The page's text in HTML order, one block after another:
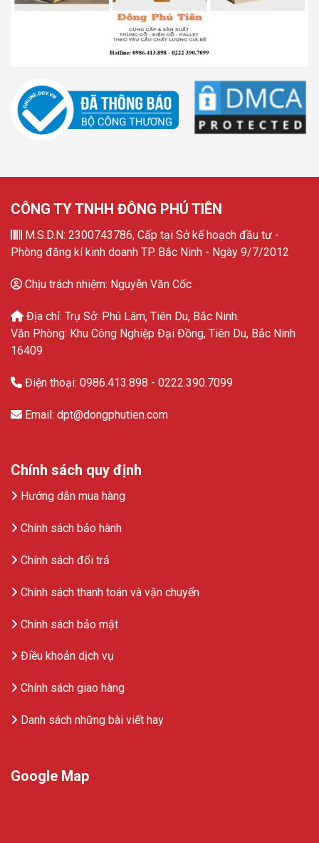
CÔNG TY TNHH ĐÔNG PHÚ TIÊN
M.S.D.N: 2300743786, Cấp tại Sở kế hoạch đầu tư -
Phòng đăng kí kinh doanh TP. Bắc Ninh - Ngày 9/7/2012
Chịu trách nhiệm: Nguyễn Văn Cốc
Địa chỉ: Trụ Sở: Phú Lâm, Tiên Du, Bắc Ninh.
Văn Phòng: Khu Công Nghiệp Đại Đồng, Tiên Du, Bắc Ninh
16409
Điện thoại: 0986.413.898 - 0222.390.7099
Email: dpt@dongphutien.com
Chính sách quy định
Hướng dẫn mua hàng
Chính sách bảo hành
Chính sách đổi trả
Chính sách thanh toán và vận chuyển
Chính sách bảo mật
Điều khoản dịch vụ
Chính sách giao hàng
Danh sách những bài viết hay
Google Map